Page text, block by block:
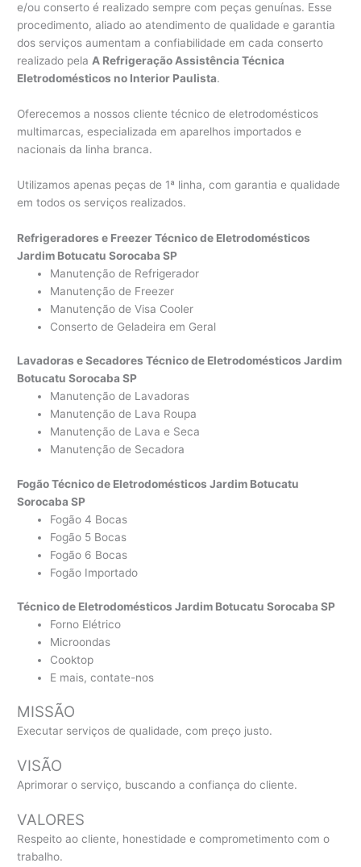
e/ou conserto é realizado sempre com peças genuínas. Esse
procedimento, aliado ao atendimento de qualidade e garantia
dos serviços aumentam a confiabilidade em cada conserto
realizado pela A Refrigeração Assistência Técnica
Eletrodomésticos no Interior Paulista.
Oferecemos a nossos cliente técnico de eletrodomésticos
multimarcas, especializada em aparelhos importados e
nacionais da linha branca.
Utilizamos apenas peças de 1ª linha, com garantia e qualidade
em todos os serviços realizados.
Refrigeradores e Freezer Técnico de Eletrodomésticos
Jardim Botucatu Sorocaba SP
Manutenção de Refrigerador
Manutenção de Freezer
Manutenção de Visa Cooler
Conserto de Geladeira em Geral
Lavadoras e Secadores Técnico de Eletrodomésticos Jardim
Botucatu Sorocaba SP
Manutenção de Lavadoras
Manutenção de Lava Roupa
Manutenção de Lava e Seca
Manutenção de Secadora
Fogão Técnico de Eletrodomésticos Jardim Botucatu
Sorocaba SP
Fogão 4 Bocas
Fogão 5 Bocas
Fogão 6 Bocas
Fogão Importado
Técnico de Eletrodomésticos Jardim Botucatu Sorocaba SP
Forno Elétrico
Microondas
Cooktop
E mais, contate-nos
MISSÃO
Executar serviços de qualidade, com preço justo.
VISÃO
Aprimorar o serviço, buscando a confiança do cliente.
VALORES
Respeito ao cliente, honestidade e comprometimento com o
trabalho.